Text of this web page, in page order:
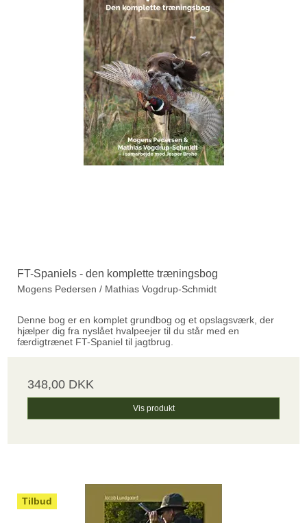
FT-Spaniels - den komplette træningsbog
Mogens Pedersen / Mathias Vogdrup-Schmidt
Denne bog er en komplet grundbog og et opslagsværk, der
hjælper dig fra nyslået hvalpeejer til du står med en
færdigtrænet FT-Spaniel til jagtbrug.
348,00 DKK
Vis produkt
Tilbud